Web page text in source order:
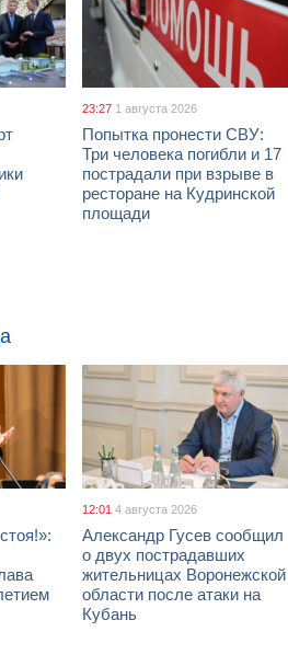
23:27 1 августа 2026
Попытка пронести СВУ:
Три человека погибли и 17
пострадали при взрыве в
ресторане на Кудринской
площади
12:01 4 августа 2026
Александр Гусев сообщил
о двух пострадавших
жительницах Воронежской
области после атаки на
Кубань